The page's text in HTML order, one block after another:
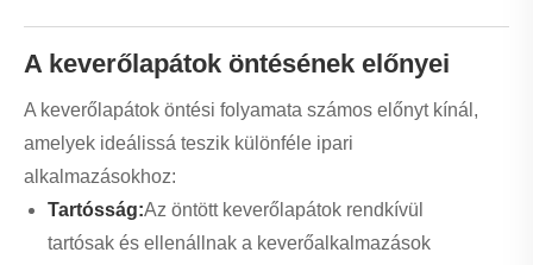
A keverőlapátok öntésének előnyei
A keverőlapátok öntési folyamata számos előnyt kínál,
amelyek ideálissá teszik különféle ipari
alkalmazásokhoz:
Tartósság:Az öntött keverőlapátok rendkívül
tartósak és ellenállnak a keverőalkalmazások